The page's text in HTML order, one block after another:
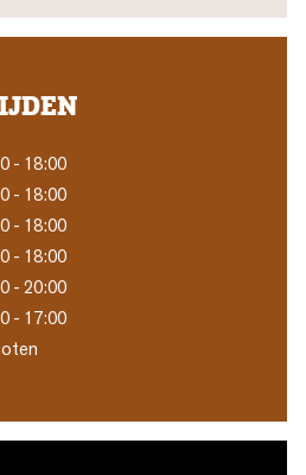
- 18:00
- 18:00
- 18:00
- 18:00
- 20:00
- 17:00